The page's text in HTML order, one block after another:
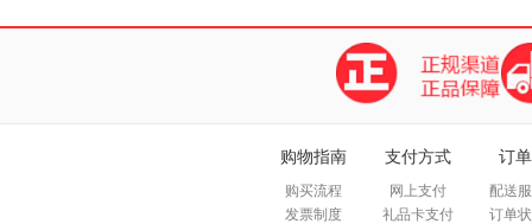
购物指南
购买流程
发票制度
支付方式
网上支付
礼品卡支付
订
配送
订单